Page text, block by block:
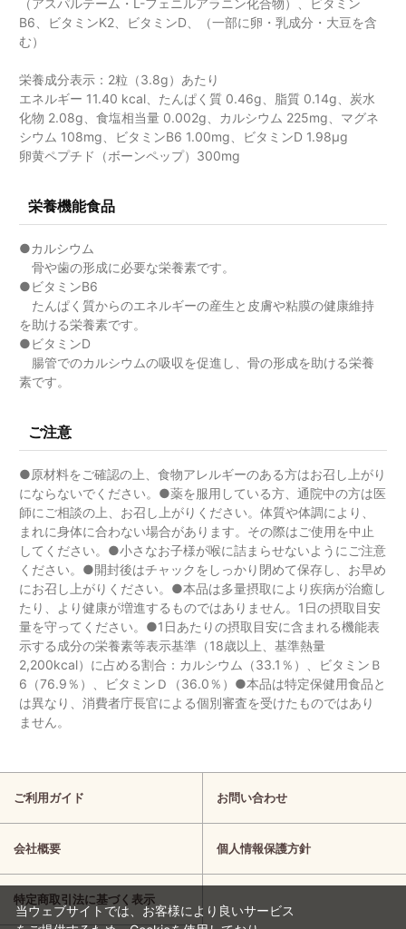
（アスパルテーム・L-フェニルアラニン化合物）、ビタミン
B6、ビタミンK2、ビタミンD、（一部に卵・乳成分・大豆を含
む）
栄養成分表示：2粒（3.8g）あたり
エネルギー 11.40 kcal、たんぱく質 0.46g、脂質 0.14g、炭水
化物 2.08g、食塩相当量 0.002g、カルシウム 225mg、マグネ
シウム 108mg、ビタミンB6 1.00mg、ビタミンD 1.98μg
卵黄ペプチド（ボーンペップ）300mg
栄養機能食品
●カルシウム
骨や歯の形成に必要な栄養素です。
●ビタミンB6
たんぱく質からのエネルギーの産生と皮膚や粘膜の健康維持
を助ける栄養素です。
●ビタミンD
腸管でのカルシウムの吸収を促進し、骨の形成を助ける栄養
素です。
ご注意
●原材料をご確認の上、食物アレルギーのある方はお召し上がり
にならないでください。●薬を服用している方、通院中の方は医
師にご相談の上、お召し上がりください。体質や体調により、
まれに身体に合わない場合があります。その際はご使用を中止
してください。●小さなお子様が喉に詰まらせないようにご注意
ください。●開封後はチャックをしっかり閉めて保存し、お早め
にお召し上がりください。●本品は多量摂取により疾病が治癒し
たり、より健康が増進するものではありません。1日の摂取目安
量を守ってください。●1日あたりの摂取目安に含まれる機能表
示する成分の栄養素等表示基準（18歳以上、基準熱量
2,200kcal）に占める割合：カルシウム（33.1％）、ビタミンＢ
6（76.9％）、ビタミンＤ（36.0％）●本品は特定保健用食品と
は異なり、消費者庁長官による個別審査を受けたものではあり
ません。
ご利用ガイド お問い合わせ
会社概要 個人情報保護方針
特定商取引法に基づく表示
当ウェブサイトでは、お客様により良いサービス